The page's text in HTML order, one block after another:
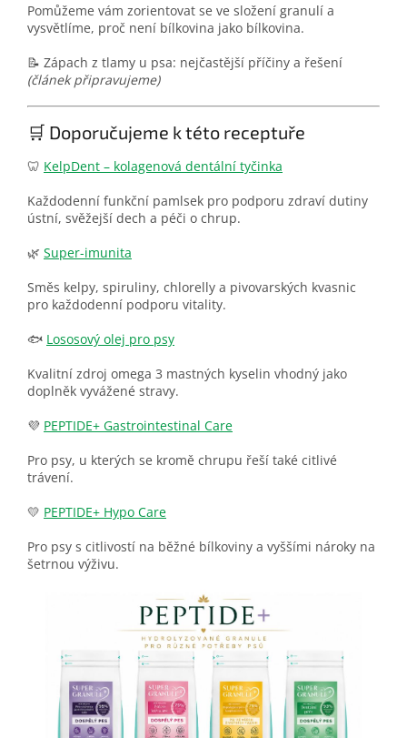
Pomůžeme vám zorientovat se ve složení granulí a
vysvětlíme, proč není bílkovina jako bílkovina.
📝 Zápach z tlamy u psa: nejčastější příčiny a řešení
(článek připravujeme)
🛒 Doporučujeme k této receptuře
🦷 KelpDent – kolagenová dentální tyčinka
Každodenní funkční pamlsek pro podporu zdraví dutiny
ústní, svěžejší dech a péči o chrup.
🌿 Super-imunita
Směs kelpy, spiruliny, chlorelly a pivovarských kvasnic
pro každodenní podporu vitality.
🐟 Lososový olej pro psy
Kvalitní zdroj omega 3 mastných kyselin vhodný jako
doplněk vyvážené stravy.
💜 PEPTIDE+ Gastrointestinal Care
Pro psy, u kterých se kromě chrupu řeší také citlivé
trávení.
💛 PEPTIDE+ Hypo Care
Pro psy s citlivostí na běžné bílkoviny a vyššími nároky na
šetrnou výživu.